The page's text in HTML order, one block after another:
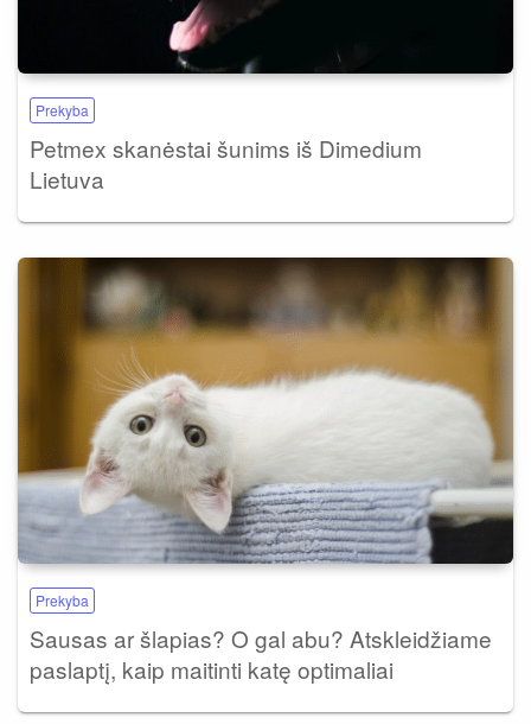
Prekyba
Petmex skanėstai šunims iš Dimedium
Lietuva
Prekyba
Sausas ar šlapias? O gal abu? Atskleidžiame
paslaptį, kaip maitinti katę optimaliai